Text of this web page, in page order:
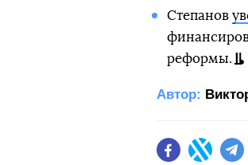
Степанов
реформы.
Автор:
FacebookTwitter